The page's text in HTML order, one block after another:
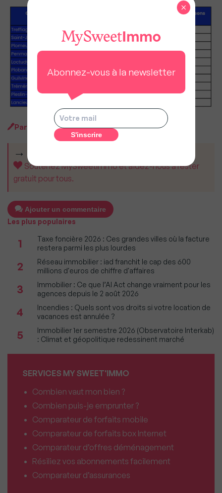
Par MySweetImmo
Soutenez MySweetImmo et aidez-nous à rester
gratuit pour tous.
Ajouter un commentaire
Les plus populaires
1
Taxe foncière 2026 : Ces grandes villes où la facture
restera parmi les plus lourdes
2
Réseau immobilier : iad franchit le cap des 600
millions d'euros de chiffre d'affaires
3
Immobilier : Ce que l’AI Act change vraiment pour les
agences depuis le 2 août 2026
4
Incendies : Quels sont vos droits si votre location de
vacances est annulée ?
5
Immobilier 1er semestre 2026 (Observatoire Interkab)
: Climat et géopolitique redessinent marché
SERVICES MY SWEET'IMMO
Combien vaut mon bien ?
Combien puis-je emprunter ?
Comparateur de forfaits mobile
Comparateur de forfaits box Internet
Comparateur d’offres déménagement
Résiliez vos abonnements facilement
Comparateur d’assurances
Abonnez-vous à la newsletter
×